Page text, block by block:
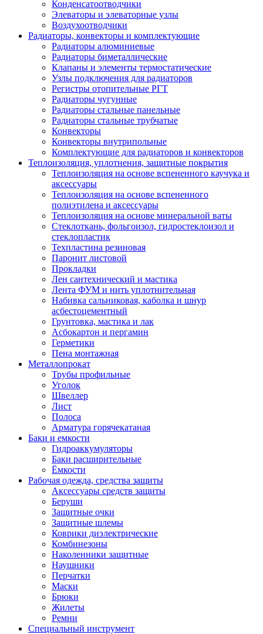
Конденсатоотводчики
Элеваторы и элеваторные узлы
Воздухоотводчики
Радиаторы, конвекторы и комплектующие
Радиаторы алюминиевые
Радиаторы биметаллические
Клапаны и элементы термостатические
Узлы подключения для радиаторов
Регистры отопительные РГТ
Радиаторы чугунные
Радиаторы стальные панельные
Радиаторы стальные трубчатые
Конвекторы
Конвекторы внутрипольные
Комплектующие для радиаторов и конвекторов
Теплоизоляция, уплотнения, защитные покрытия
Теплоизоляция на основе вспененного каучука и
аксессуары
Теплоизоляция на основе вспененного
полиэтилена и аксессуары
Теплоизоляция на основе минеральной ваты
Стеклоткань, фольгоизол, гидростеклоизол и
стеклопластик
Техпластина резиновая
Паронит листовой
Прокладки
Лен сантехнический и мастика
Лента ФУМ и нить уплотнительная
Набивка сальниковая, каболка и шнур
асбестоцементный
Грунтовка, мастика и лак
Асбокартон и пергамин
Герметики
Пена монтажная
Металлопрокат
Трубы профильные
Уголок
Швеллер
Лист
Полоса
Арматура горячекатаная
Баки и емкости
Гидроаккумуляторы
Баки расширительные
Ёмкости
Рабочая одежда, средства защиты
Аксессуары средств защиты
Беруши
Защитные очки
Защитные шлемы
Коврики диэлектрические
Комбинезоны
Наколенники защитные
Наушники
Перчатки
Маски
Брюки
Жилеты
Ремни
Специальный инструмент